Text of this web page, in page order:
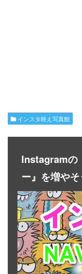
インスタ映え写真館
Instagramの
ー』を増やそ